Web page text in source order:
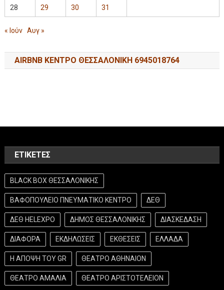
28 29 30 31
« Ιούν Αυγ »
AIRBNB ΚΕΝΤΡΟ ΘΕΣΣΑΛΟΝΙΚΗ 6945018764
ΕΤΙΚΈΤΕΣ
BLACK BOX ΘΕΣΣΑΛΟΝΙΚΗΣ
ΒΑΦΟΠΟΥΛΕΙΟ ΠΝΕΥΜΑΤΙΚΟ ΚΕΝΤΡΟ ΔΕΘ
ΔΕΘ HELEXPO ΔΗΜΟΣ ΘΕΣΣΑΛΟΝΙΚΗΣ ΔΙΑΣΚΕΔΑΣΗ
ΔΙΑΦΟΡΑ ΕΚΔΗΛΩΣΕΙΣ ΕΚΘΕΣΕΙΣ ΕΛΛΑΔΑ
Η ΑΠΟΨΗ ΤΟΥ GR ΘΕΑΤΡΟ ΑΘΗΝΑΙΟΝ
ΘΕΑΤΡΟ ΑΜΑΛΙΑ ΘΕΑΤΡΟ ΑΡΙΣΤΟΤΕΛΕΙΟΝ